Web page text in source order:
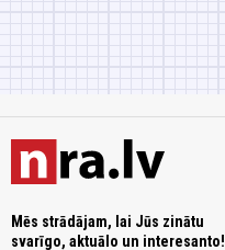
Mēs strādājam, lai Jūs zinātu
svarīgo, aktuālo un interesanto!